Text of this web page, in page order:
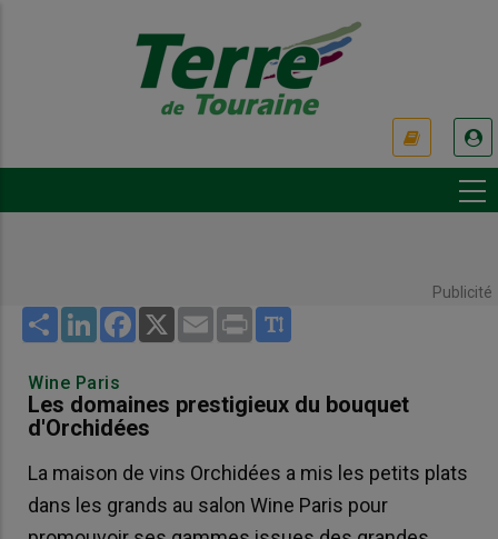
Publicité
Share LinkedInFacebook
X Email Print
Wine Paris
Les domaines prestigieux du bouquet
d'Orchidées
La maison de vins Orchidées a mis les petits plats
dans les grands au salon Wine Paris pour